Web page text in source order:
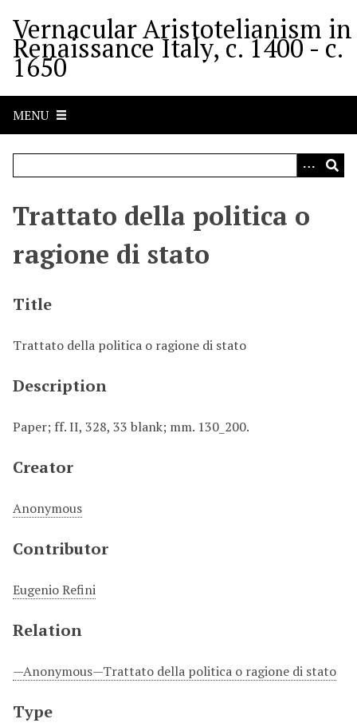
m
Vernacular Aristotelianism in
Renaissance Italy, c. 1400 - c.
1650
MENU
Trattato della politica o
ragione di stato
Title
Trattato della politica o ragione di stato
Description
Paper; ff. II, 328, 33 blank; mm. 130_200.
Creator
Anonymous
Contributor
Eugenio Refini
Relation
—Anonymous—Trattato della politica o ragione di stato
Type